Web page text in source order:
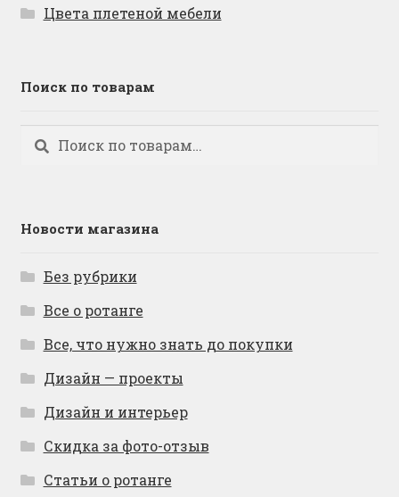
Цвета плетеной мебели
Поиск по товарам
Искать:
Поиск
Новости магазина
Без рубрики
Все о ротанге
Все, что нужно знать до покупки
Дизайн — проекты
Дизайн и интерьер
Скидка за фото-отзыв
Статьи о ротанге